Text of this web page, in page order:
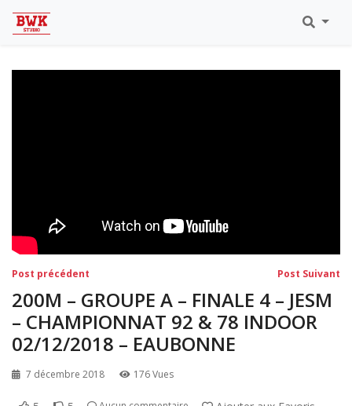
Eaubonne 2019
Navigation
de
l’article
Post précédent Post Suivant
200M – GROUPE A – FINALE 4 – JESM
– CHAMPIONNAT 92 & 78 INDOOR
02/12/2018 – EAUBONNE
7 décembre 2018 176 Vues